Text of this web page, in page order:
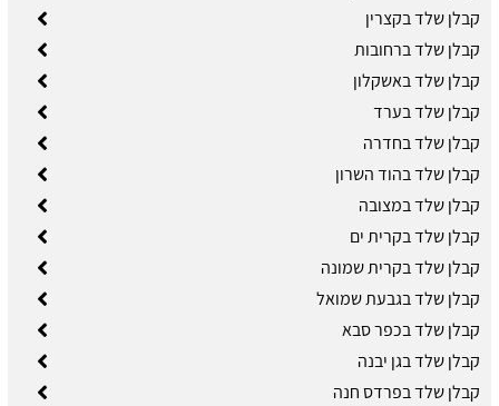
קבלן שלד בקצרין
קבלן שלד ברחובות
קבלן שלד באשקלון
קבלן שלד בערד
קבלן שלד בחדרה
קבלן שלד בהוד השרון
קבלן שלד במצובה
קבלן שלד בקרית ים
קבלן שלד בקרית שמונה
קבלן שלד בגבעת שמואל
קבלן שלד בכפר סבא
קבלן שלד בגן יבנה
קבלן שלד בפרדס חנה